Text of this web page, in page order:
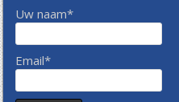
Uw naam*
Email*